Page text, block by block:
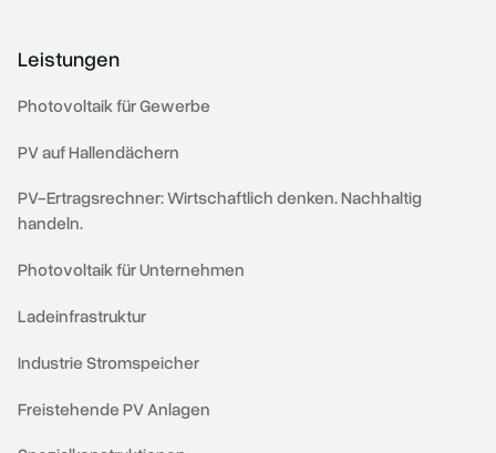
Leistungen
Photovoltaik für Gewerbe
PV auf Hallendächern
PV-Ertragsrechner: Wirtschaftlich denken. Nachhaltig
handeln.
Photovoltaik für Unternehmen
Ladeinfrastruktur
⁠⁠Industrie Stromspeicher
Freistehende PV Anlagen